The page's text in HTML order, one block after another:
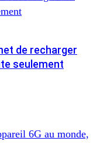
de recharger
seulement